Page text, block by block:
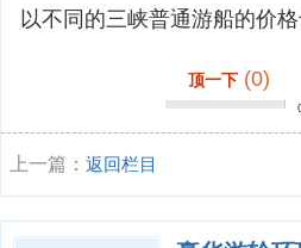
以不同的三峡普通游船的价格
顶一下 (0)
上一篇： 返回栏目